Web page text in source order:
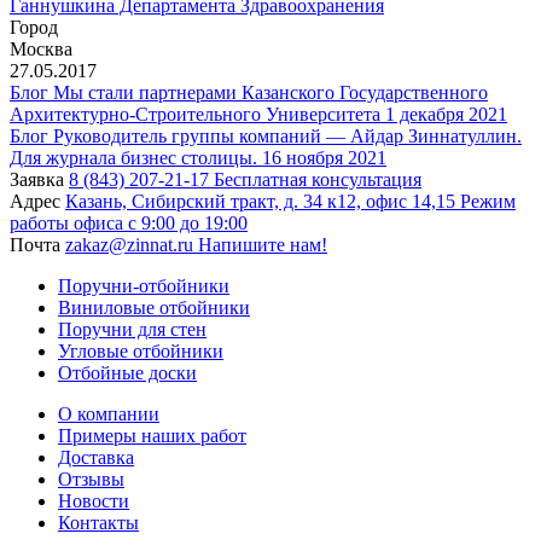
Ганнушкина Департамента Здравоохранения
Город
Москва
27.05.2017
Блог Мы стали партнерами Казанского Государственного
Архитектурно-Строительного Университета 1 декабря 2021
Блог Руководитель группы компаний — Айдар Зиннатуллин.
Для журнала бизнес столицы. 16 ноября 2021
Заявка 8 (843) 207-21-17 Бесплатная консультация
Адрес Казань, Сибирский тракт, д. 34 к12, офис 14,15 Режим
работы офиса с 9:00 до 19:00
Почта zakaz@zinnat.ru Напишите нам!
Поручни-отбойники
Виниловые отбойники
Поручни для стен
Угловые отбойники
Отбойные доски
О компании
Примеры наших работ
Доставка
Отзывы
Новости
Контакты